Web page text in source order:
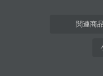
関連商品